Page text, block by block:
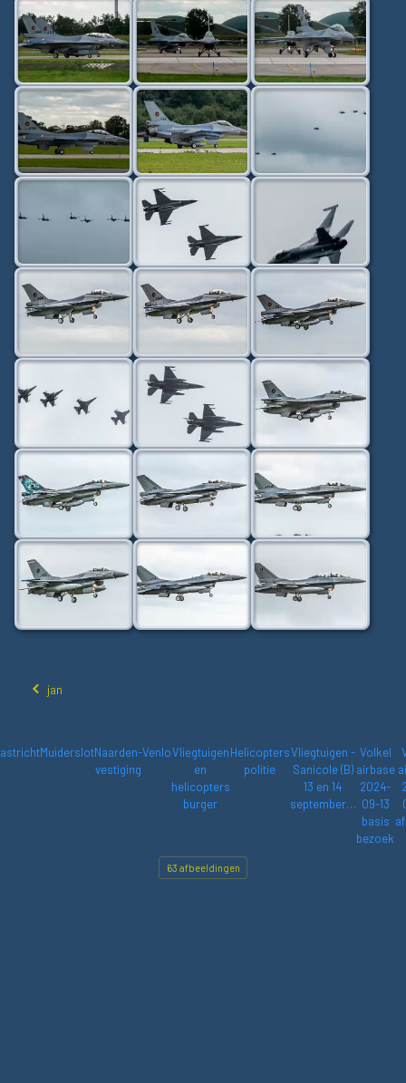
jan
MuiderslotNaarden-
vestiging
VenloVliegtuigen
en
helicopters
burger
Helicopters
politie
Vliegtuigen -
Sanicole (B)
13 en 14
september…
Volkel
airbase
2024-
09-13
basis
bezoek
63 afbeeldingen